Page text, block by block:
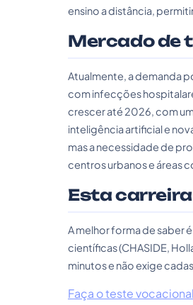
ensino a distância,
Mercado de
Atualmente, a demanda
com infecções
crescer até 2026, com
inteligência artificial e
mas a necessidade de
centros urbanos e áreas
Esta carreira
A melhor forma de saber
científicas (CHASIDE,
minutos e não exige
Faça o teste